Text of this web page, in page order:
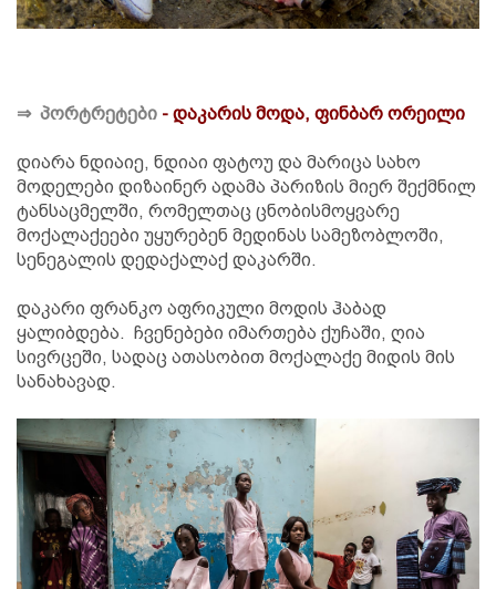
⇒ პორტრეტები - დაკარის მოდა, ფინბარ ორეილი
დიარა ნდიაიე, ნდიაი ფატოუ და მარიცა სახო
მოდელები დიზაინერ ადამა პარიზის მიერ შექმნილ
ტანსაცმელში, რომელთაც ცნობისმოყვარე
მოქალაქეები უყურებენ მედინას სამეზობლოში,
სენეგალის დედაქალაქ დაკარში.
დაკარი ფრანკო აფრიკული მოდის ჰაბად
ყალიბდება. ჩვენებები იმართება ქუჩაში, ღია
სივრცეში, სადაც ათასობით მოქალაქე მიდის მის
სანახავად.